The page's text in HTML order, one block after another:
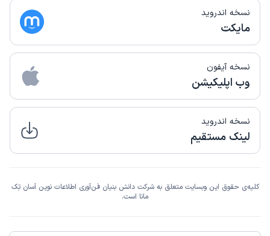
نسخه اندروید
مایکت
نسخه آیفون
وب اپلیکیشن
نسخه اندروید
لینک مستقیم
کلیه‌ی حقوق این وبسایت متعلق به شرکت دانش بنیان فن‌آوری اطلاعات نوین آسان تِک
مانا است.